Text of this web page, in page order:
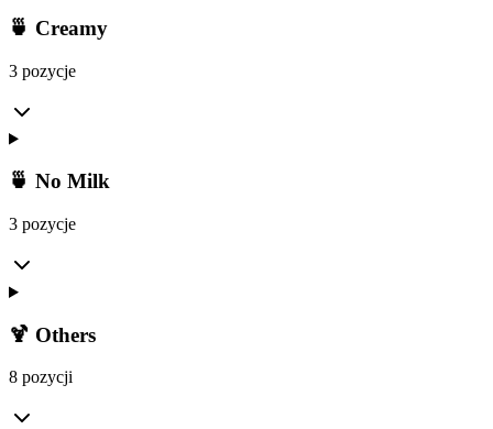
🍵 Creamy
3 pozycje
🍵 No Milk
3 pozycje
🍹 Others
8 pozycji